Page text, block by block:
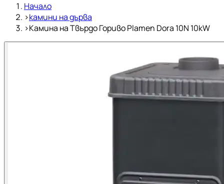
Начало
›камини на дърва
›Камина на Твърдо Гориво Plamen Dora 10N 10kW